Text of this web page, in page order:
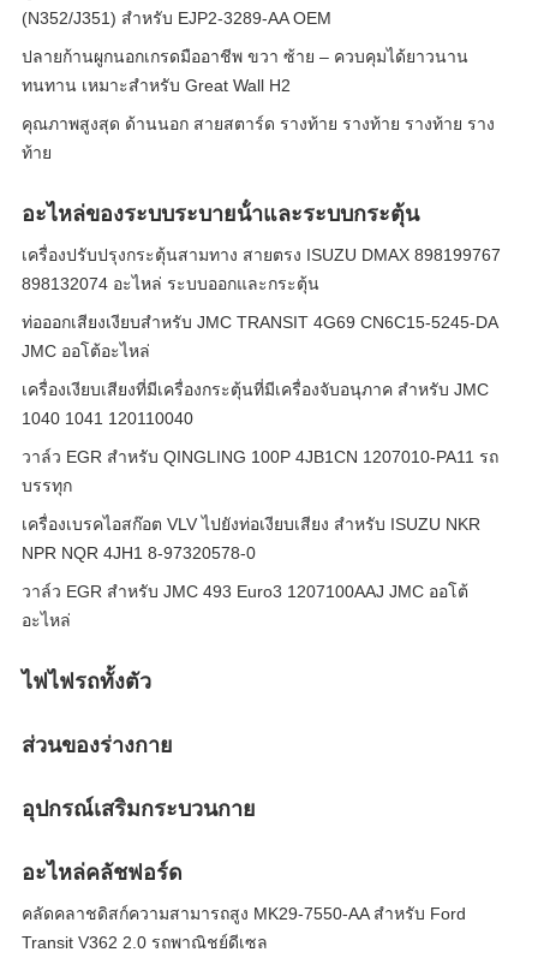
(N352/J351) สำหรับ EJP2-3289-AA OEM
ปลายก้านผูกนอกเกรดมืออาชีพ ขวา ซ้าย – ควบคุมได้ยาวนาน
ทนทาน เหมาะสำหรับ Great Wall H2
คุณภาพสูงสุด ด้านนอก สายสตาร์ด รางท้าย รางท้าย รางท้าย ราง
ท้าย
อะไหล่ของระบบระบายน้ําและระบบกระตุ้น
เครื่องปรับปรุงกระตุ้นสามทาง สายตรง ISUZU DMAX 898199767
898132074 อะไหล่ ระบบออกและกระตุ้น
ท่อออกเสียงเงียบสําหรับ JMC TRANSIT 4G69 CN6C15-5245-DA
JMC ออโต้อะไหล่
เครื่องเงียบเสียงที่มีเครื่องกระตุ้นที่มีเครื่องจับอนุภาค สําหรับ JMC
1040 1041 120110040
วาล์ว EGR สําหรับ QINGLING 100P 4JB1CN 1207010-PA11 รถ
บรรทุก
เครื่องเบรคไอสก๊อต VLV ไปยังท่อเงียบเสียง สําหรับ ISUZU NKR
NPR NQR 4JH1 8-97320578-0
วาล์ว EGR สําหรับ JMC 493 Euro3 1207100AAJ JMC ออโต้
อะไหล่
ไฟไฟรถทั้งตัว
ส่วนของร่างกาย
อุปกรณ์เสริมกระบวนกาย
อะไหล่คลัชฟอร์ด
คลัดคลาชดิสก์ความสามารถสูง MK29-7550-AA สําหรับ Ford
Transit V362 2.0 รถพาณิชย์ดีเซล